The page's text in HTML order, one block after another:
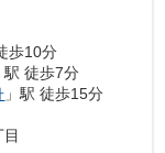
歩10分
駅 徒歩7分
」駅 徒歩15分
目